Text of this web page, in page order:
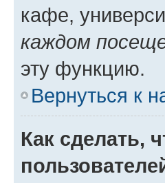
кафе,
каждом
эту функцию.
Вернуться к
Как сделать,